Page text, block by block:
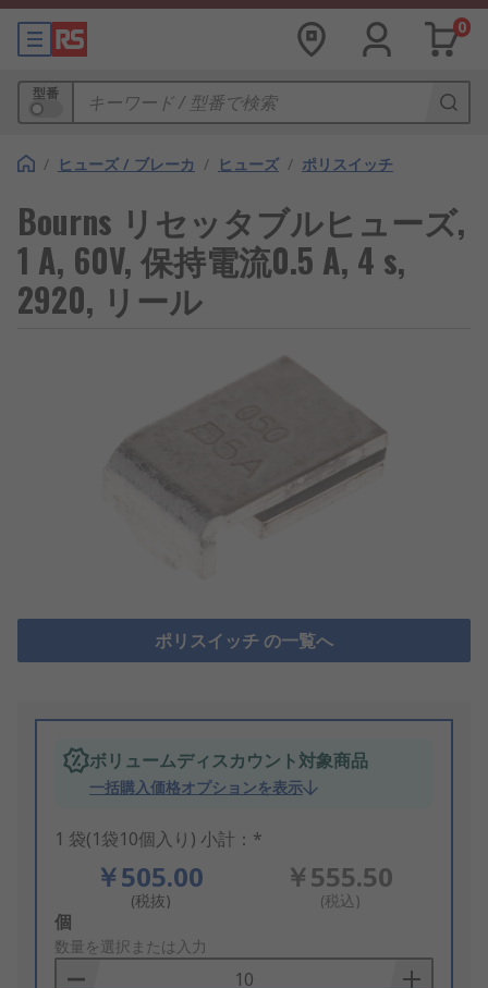
0
型番
/ ヒューズ / ブレーカ / ヒューズ / ポリスイッチ
Bourns リセッタブルヒューズ,
1 A, 60V, 保持電流0.5 A, 4 s,
2920, リール
ポリスイッチ の一覧へ
ボリュームディスカウント対象商品
一括購入価格オプションを表示
1 袋(1袋10個入り) 小計：*
￥505.00
(税抜)
￥555.50
(税込)
Add
to
Basket
個
数量を選択または入力